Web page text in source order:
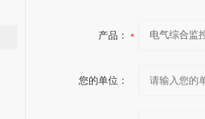
产品：
您的单位：